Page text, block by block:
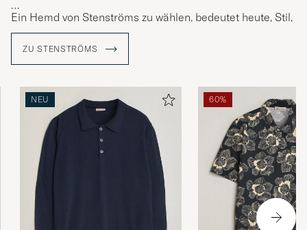
Ein Hemd von Stenströms zu wählen, bedeutet heute, Stil,
Jedes Hemd besteht aus 23 sorgfältig ausgeschnittenen
Teilen, die vor ihrer Fertigstellung mindestens 60
verschiedene Arbeitsschritte durchlaufen und kritischen
ZU STENSTRÖMS
NEU 60%